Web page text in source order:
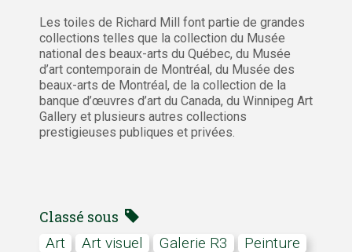
Les toiles de Richard Mill font partie de grandes
collections telles que la collection du Musée
national des beaux-arts du Québec, du Musée
d’art contemporain de Montréal, du Musée des
beaux-arts de Montréal, de la collection de la
banque d’œuvres d’art du Canada, du Winnipeg Art
Gallery et plusieurs autres collections
prestigieuses publiques et privées.
Classé sous
art art visuel galerie R3
peinture